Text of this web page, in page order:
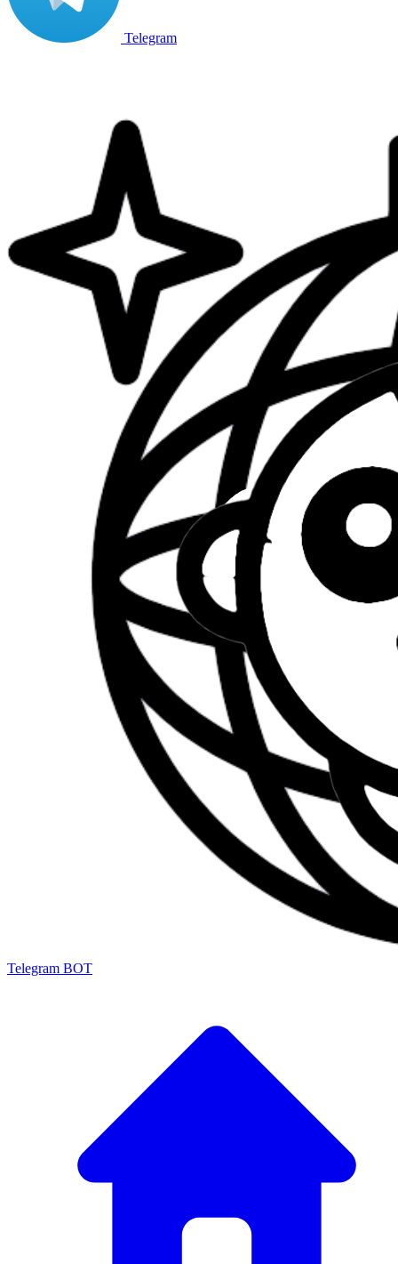
Telegram
Telegram BOT